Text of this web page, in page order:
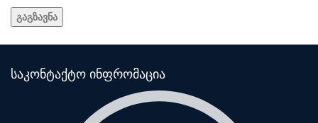
საკონტაქტო ინფრომაცია